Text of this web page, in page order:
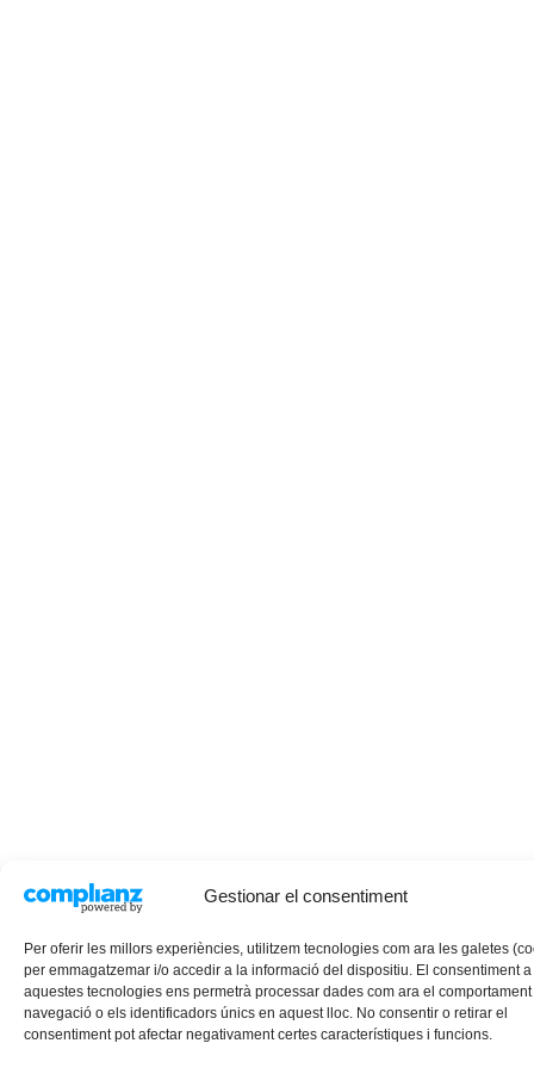
Gestionar el consentiment
Per oferir les millors experiències, utilitzem tecnologies com ara les galetes
per emmagatzemar i/o accedir a la informació del dispositiu. El consentiment a
aquestes tecnologies ens permetrà processar dades com ara el
navegació o els identificadors únics en aquest lloc. No consentir o retirar el
consentiment pot afectar negativament certes característiques i funcions.